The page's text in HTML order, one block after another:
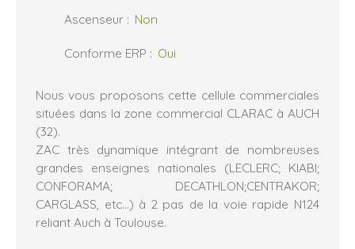
Ascenseur : Non
Conforme ERP : Oui
Nous vous proposons cette cellule commerciales
situées dans la zone commercial CLARAC à AUCH
(32).
ZAC très dynamique intégrant de nombreuses
grandes enseignes nationales (LECLERC; KIABI;
CONFORAMA; DECATHLON;CENTRAKOR;
CARGLASS, etc...) à 2 pas de la voie rapide N124
reliant Auch à Toulouse.